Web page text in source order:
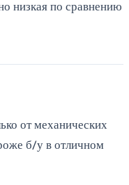
низкая по сравнению
от механических
б/у в отличном